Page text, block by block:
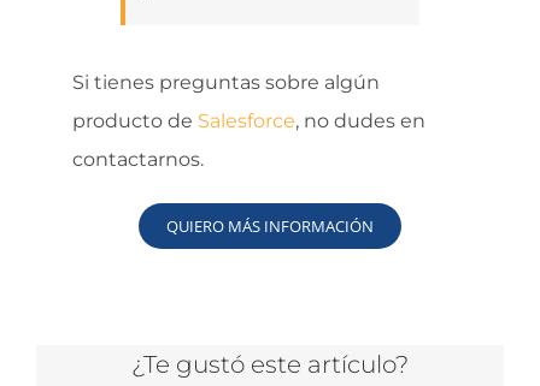
Si tienes preguntas sobre algún
producto de Salesforce, no dudes en
contactarnos.
QUIERO MÁS INFORMACIÓN
¿Te gustó este artículo?